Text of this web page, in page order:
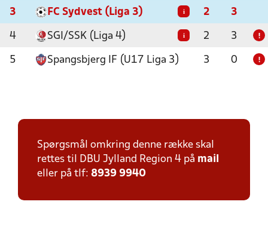
3 FC Sydvest (Liga 3) i 2 3
4 SGI/SSK (Liga 4) i 2 3 !
5 Spangsbjerg IF (U17 Liga 3) 3 0 !
Spørgsmål omkring denne række skal
rettes til DBU Jylland Region 4 på mail
eller på tlf: 8939 9940